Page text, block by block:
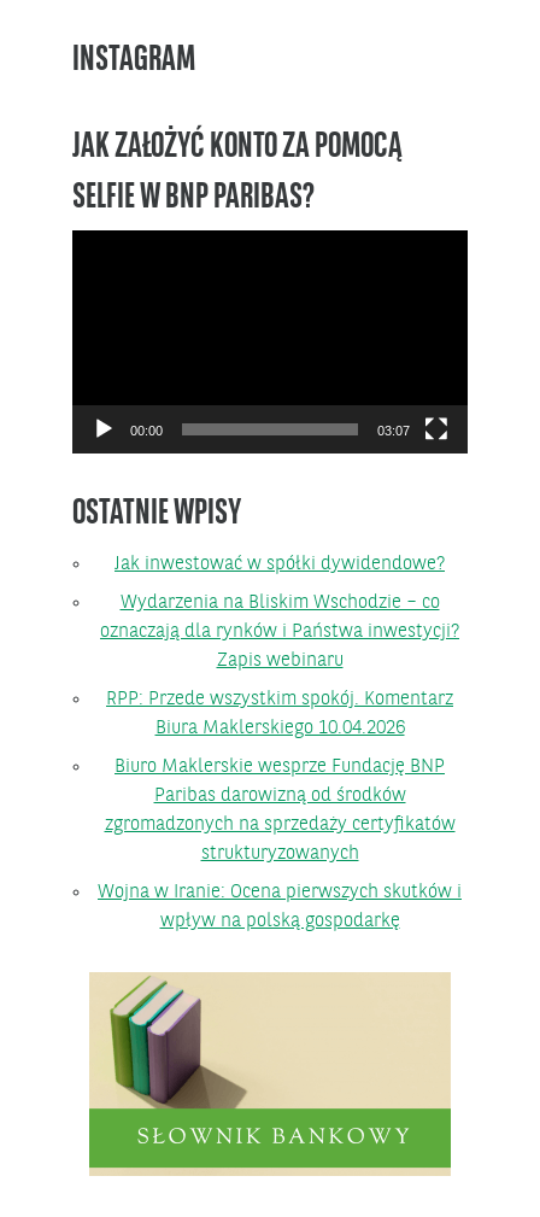
INSTAGRAM
JAK ZAŁOŻYĆ KONTO ZA POMOCĄ
SELFIE W BNP PARIBAS?
00:00 03:07
OSTATNIE WPISY
Jak inwestować w spółki dywidendowe?
Wydarzenia na Bliskim Wschodzie – co
oznaczają dla rynków i Państwa inwestycji?
Zapis webinaru
RPP: Przede wszystkim spokój. Komentarz
Biura Maklerskiego 10.04.2026
Biuro Maklerskie wesprze Fundację BNP
Paribas darowizną od środków
zgromadzonych na sprzedaży certyfikatów
strukturyzowanych
Wojna w Iranie: Ocena pierwszych skutków i
wpływ na polską gospodarkę